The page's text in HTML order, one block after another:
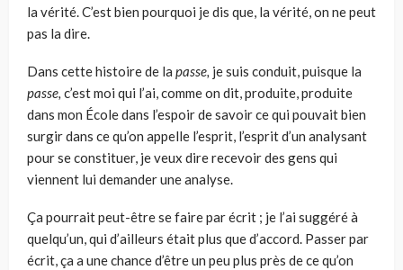
la vérité. C’est bien pourquoi je dis que, la vérité, on ne peut
pas la dire.
Dans cette histoire de la passe, je suis conduit, puisque la
passe, c’est moi qui l’ai, comme on dit, produite, produite
dans mon École dans l’es­poir de savoir ce qui pouvait bien
surgir dans ce qu’on appelle l’esprit, l’esprit d’un analysant
pour se constituer, je veux dire recevoir des gens qui
viennent lui demander une analyse.
Ça pourrait peut-être se faire par écrit ; je l’ai suggéré à
quelqu’un, qui d’ailleurs était plus que d’accord. Passer par
écrit, ça a une chance d’être un peu plus près de ce qu’on